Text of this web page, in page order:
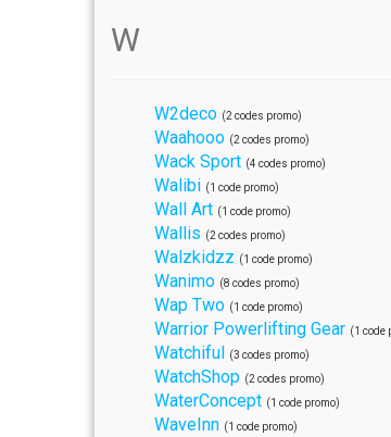
W
W2deco (2 codes promo)
Waahooo (2 codes promo)
Wack Sport (4 codes promo)
Walibi (1 code promo)
Wall Art (1 code promo)
Wallis (2 codes promo)
Walzkidzz (1 code promo)
Wanimo (8 codes promo)
Wap Two (1 code promo)
Warrior Powerlifting Gear (1 code
Watchiful (3 codes promo)
WatchShop (2 codes promo)
WaterConcept (1 code promo)
WaveInn (1 code promo)